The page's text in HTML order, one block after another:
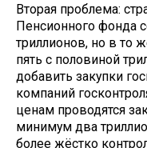
Вторая проблема:
Пенсионного фонда
триллионов, но в то
пять с половиной
добавить закупки
компаний
ценам проводятся
минимум два
более жёстко